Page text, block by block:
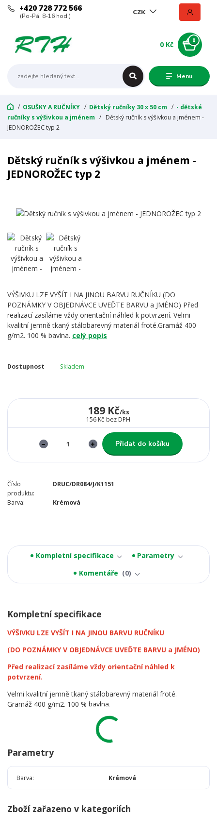
Menu
CZK
+420 728 772 566
(Po-Pá, 8-16 hod.)
0
0 Kč
OSUŠKY A RUČNÍKY Dětský ručníky 30 x 50 cm
- dětské
ručníky s výšivkou a jménem
Dětský ručník s výšivkou a jménem -
JEDNOROŽEC typ 2
Dětský ručník s výšivkou a jménem -
JEDNOROŽEC typ 2
VÝŠIVKU LZE VYŠÍT I NA JINOU BARVU RUČNÍKU (DO
POZNÁMKY V OBJEDNÁVCE UVEĎTE BARVU a JMÉNO) Před
realizací zasíláme vždy orientační náhled k potvrzení. Velmi
kvalitní jemně tkaný stálobarevný materiál froté.Gramáž 400
g/m2. 100 % bavlna. celý popis
Dostupnost Skladem
189 Kč/ks
156 Kč bez DPH
Přidat do košíku
Číslo
produktu:
DRUC/DR084/J/K1151
Barva: Krémová
Kompletní specifikace
Parametry
Komentáře
0
Kompletní specifikace
VÝŠIVKU LZE VYŠÍT I NA JINOU BARVU RUČNÍKU
(DO POZNÁMKY V OBJEDNÁVCE UVEĎTE BARVU a JMÉNO)
Před realizací zasíláme vždy orientační náhled k
potvrzení.
Velmi kvalitní jemně tkaný stálobarevný materiál froté.
Gramáž 400 g/m2. 100 % bavlna.
Parametry
Barva Krémová
Zboží zařazeno v kategoriích